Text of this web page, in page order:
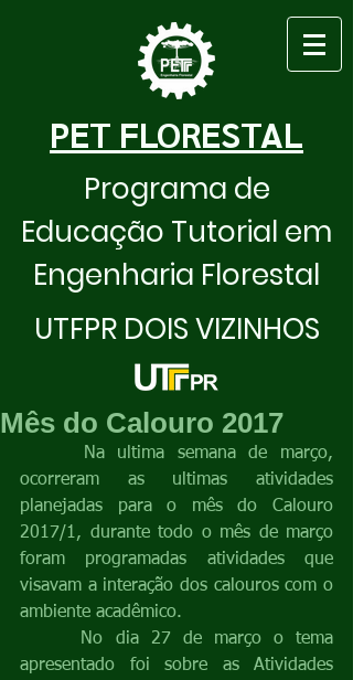
PET FLORESTAL
Programa de
Educação Tutorial em
Engenharia Florestal
UTFPR DOIS VIZINHOS
Mês do Calouro 2017
ocorreram as ultimas atividades
planejadas para o mês do Calouro
2017/1, durante todo o mês de março
foram programadas atividades que
visavam a interação dos calouros com o
ambiente acadêmico.
apresentado foi sobre as Atividades